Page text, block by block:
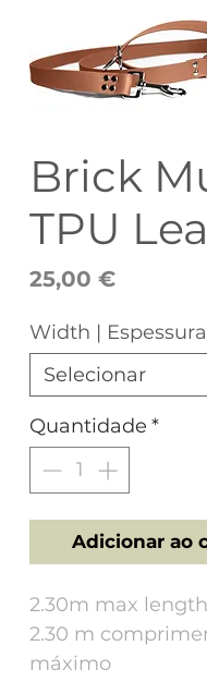
Brick
TPU
25,00 €Preço
Width | Espessura
Quantidade *
Adicionar ao
2.30m max length
2.30 m
máximo